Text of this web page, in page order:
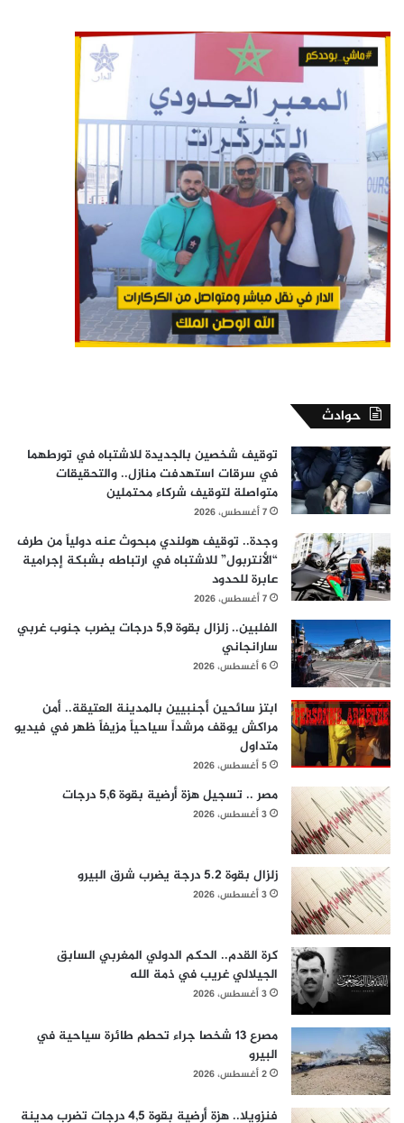
حوادث
توقيف شخصين بالجديدة للاشتباه في تورطهما
في سرقات استهدفت منازل.. والتحقيقات
متواصلة لتوقيف شركاء محتملين
7 أغسطس، 2026
وجدة.. توقيف هولندي مبحوث عنه دولياً من طرف
“الأنتربول” للاشتباه في ارتباطه بشبكة إجرامية
عابرة للحدود
7 أغسطس، 2026
الفلبين.. زلزال بقوة 5,9 درجات يضرب جنوب غربي
سارانجاني
6 أغسطس، 2026
ابتز سائحين أجنبيين بالمدينة العتيقة.. أمن
مراكش يوقف مرشداً سياحياً مزيفاً ظهر في فيديو
متداول
5 أغسطس، 2026
مصر .. تسجيل هزة أرضية بقوة 5,6 درجات
3 أغسطس، 2026
زلزال بقوة 5.2 درجة يضرب شرق البيرو
3 أغسطس، 2026
كرة القدم.. الحكم الدولي المغربي السابق
الجيلالي غريب في ذمة الله
3 أغسطس، 2026
مصرع 13 شخصا جراء تحطم طائرة سياحية في
البيرو
2 أغسطس، 2026
فنزويلا.. هزة أرضية بقوة 4,5 درجات تضرب مدينة